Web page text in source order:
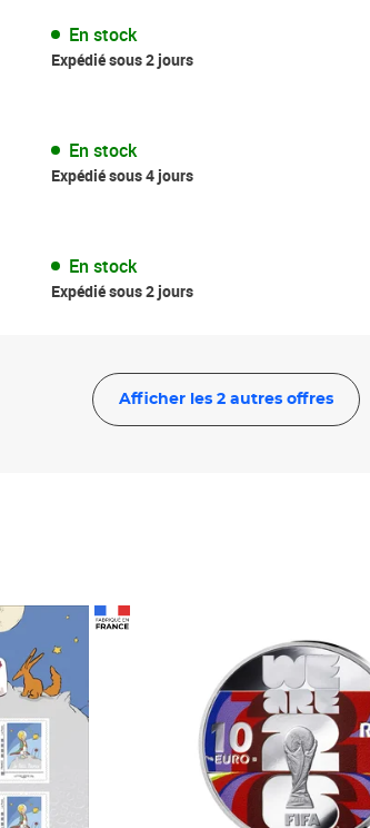
En stock
Expédié sous 2 jours
En stock
Expédié sous 4 jours
En stock
Expédié sous 2 jours
Afficher les 2 autres offres